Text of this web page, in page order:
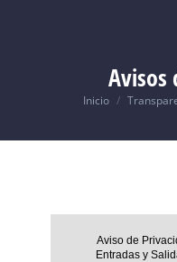
Avisos
Usted está
Inicio
Aviso de
Entradas y